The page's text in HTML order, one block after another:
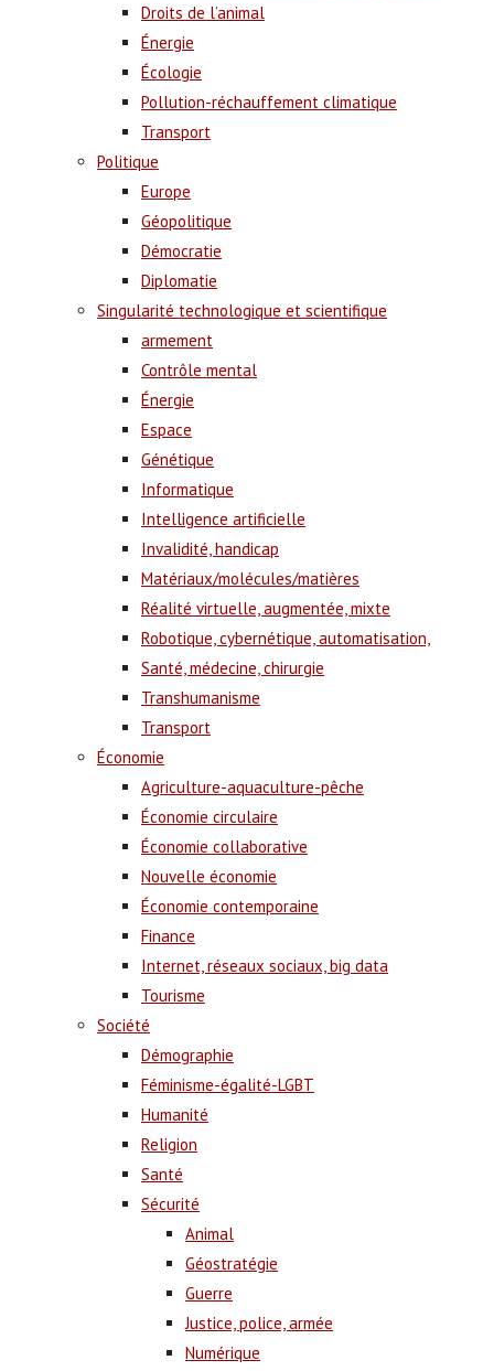
Droits de l’animal
Énergie
Écologie
Pollution-réchauffement climatique
Transport
Politique
Europe
Géopolitique
Démocratie
Diplomatie
Singularité technologique et scientifique
armement
Contrôle mental
Énergie
Espace
Génétique
Informatique
Intelligence artificielle
Invalidité, handicap
Matériaux/molécules/matières
Réalité virtuelle, augmentée, mixte
Robotique, cybernétique, automatisation,
Santé, médecine, chirurgie
Transhumanisme
Transport
Économie
Agriculture-aquaculture-pêche
Économie circulaire
Économie collaborative
Nouvelle économie
Économie contemporaine
Finance
Internet, réseaux sociaux, big data
Tourisme
Société
Démographie
Féminisme-égalité-LGBT
Humanité
Religion
Santé
Sécurité
Animal
Géostratégie
Guerre
Justice, police, armée
Numérique